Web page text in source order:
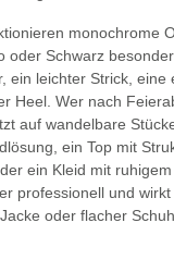
monochrome
oder Schwarz
ein leichter Strick, eine
Heel. Wer nach
auf wandelbare
ein Top mit
ein Kleid mit
professionell und
oder flacher